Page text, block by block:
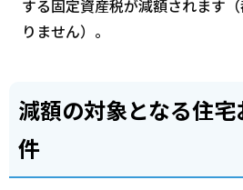
する固定資産税が減額されます
りません）。
減額の対象となる住
件